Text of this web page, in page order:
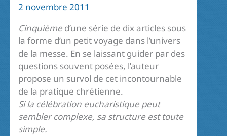
2 novembre 2011
Cinquième d’une série de dix articles sous
la forme d’un petit voyage dans l’univers
de la messe. En se laissant guider par des
questions souvent posées, l’auteur
propose un survol de cet incontournable
de la pratique chrétienne.
Si la célébration eucharistique peut
sembler complexe, sa structure est toute
simple.